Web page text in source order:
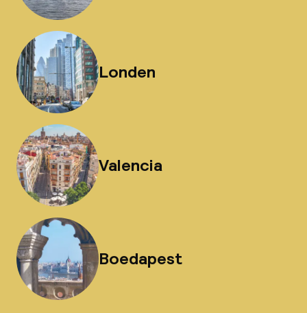
Londen
Valencia
Boedapest